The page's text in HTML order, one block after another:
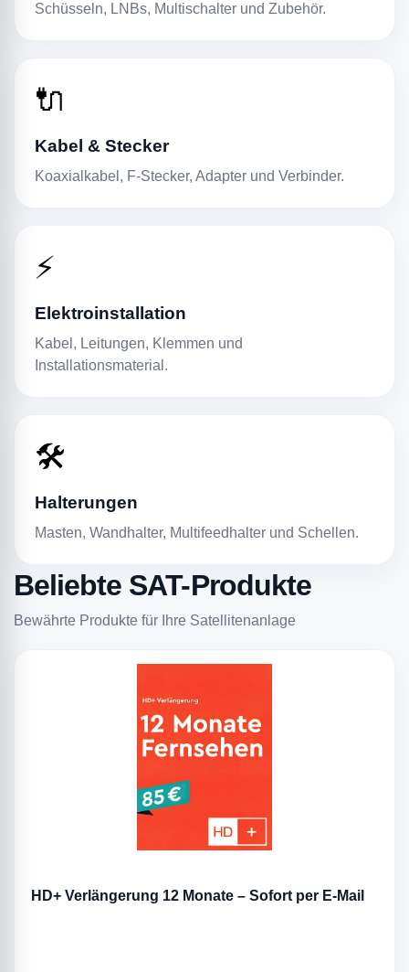
Schüsseln, LNBs, Multischalter und Zubehör.
🔌
Kabel & Stecker
Koaxialkabel, F-Stecker, Adapter und Verbinder.
⚡
Elektroinstallation
Kabel, Leitungen, Klemmen und
Installationsmaterial.
🛠️
Halterungen
Masten, Wandhalter, Multifeedhalter und Schellen.
Beliebte SAT-Produkte
Bewährte Produkte für Ihre Satellitenanlage
HD+ Verlängerung 12 Monate – Sofort per E-Mail